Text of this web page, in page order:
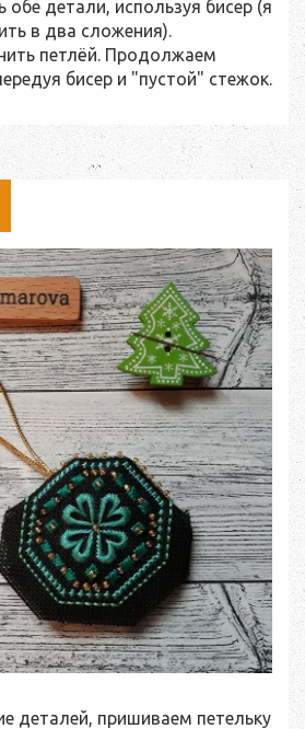
детали, используя бисер (я
в два сложения).
петлёй. Продолжаем
бисер и "пустой" стежок.
деталей, пришиваем петельку